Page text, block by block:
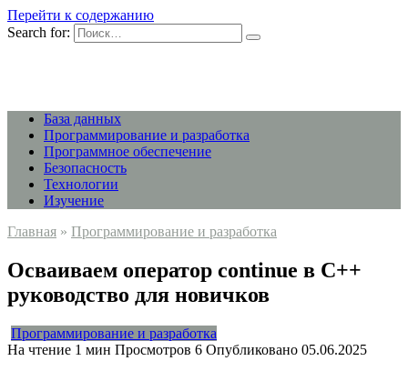
Перейти к содержанию
Search for:
База данных
Программирование и разработка
Программное обеспечение
Безопасность
Технологии
Изучение
Главная » Программирование и разработка
Осваиваем оператор continue в C++
руководство для новичков
Программирование и разработка
На чтение 1 мин Просмотров 6 Опубликовано 05.06.2025